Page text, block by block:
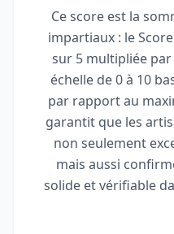
Ce score est la
impartiaux : le
sur 5 multipliée par
échelle de 0 à 10
par rapport au
garantit que les
non seulement
mais aussi
solide et vérifiable